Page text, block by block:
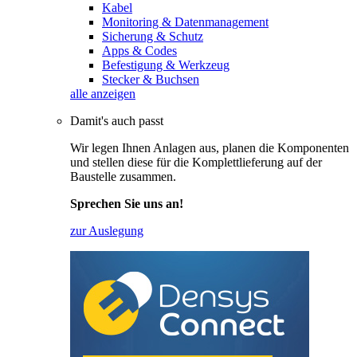
Kabel
Monitoring & Datenmanagement
Sicherung & Schutz
Apps & Codes
Befestigung & Werkzeug
Stecker & Buchsen
alle anzeigen
Damit's auch passt
Wir legen Ihnen Anlagen aus, planen die Komponenten
und stellen diese für die Komplettlieferung auf der
Baustelle zusammen.
Sprechen Sie uns an!
zur Auslegung